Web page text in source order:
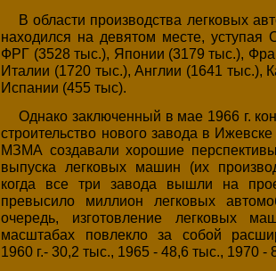
В области производства легковых
находился на девятом месте,
ФРГ (3528 тыс.), Японии (3179 тыс.),
Италии (1720 тыс.), Англии (1641 тыс.),
Испании (455 тыс).
Однако заключенный в мае 1966 г.
строительство нового завода в
МЗМА создавали хорошие
выпуска легковых машин (их
когда все три завода вышли на
превысило миллион легковых
очередь, изготовление легковых
масштабах повлекло за собой
1960 г.- 30,2 тыс., 1965 - 48,6 тыс., 1970 -